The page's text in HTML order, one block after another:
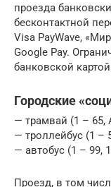
проезда
бесконтактной
Visa PayWave,
Google Pay.
банковской
Городские
— трамвай (1 – 65,
— троллейбус (1 –
— автобус (1 – 99,
Проезд, в том